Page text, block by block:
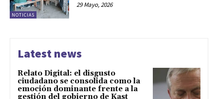
NOTICIAS
29 Mayo, 2026
Latest news
Relato Digital: el disgusto
ciudadano se consolida como la
emoción dominante frente a la
gestión del gobierno de Kast